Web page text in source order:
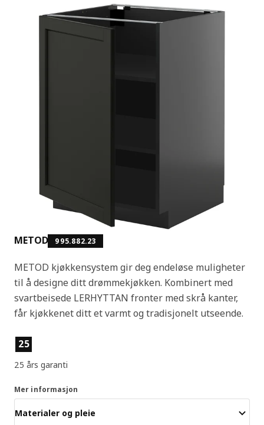
METOD 995.882.23
METOD kjøkkensystem gir deg endeløse muligheter
til å designe ditt drømmekjøkken. Kombinert med
svartbeisede LERHYTTAN fronter med skrå kanter,
får kjøkkenet ditt et varmt og tradisjonelt utseende.
Produktfunksjoner
25
25 års garanti
Mer informasjon
Materialer og pleie